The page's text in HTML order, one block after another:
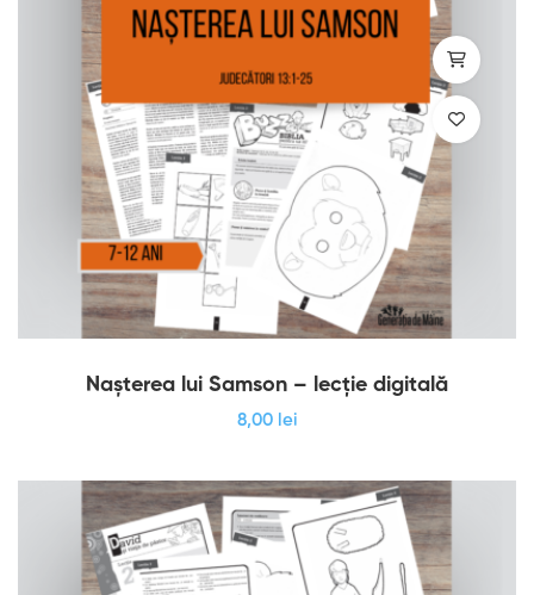
Nașterea lui Samson – lecție digitală
8,00 lei